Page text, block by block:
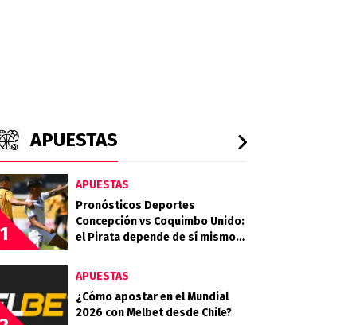
APUESTAS
1
APUESTAS
Pronósticos Deportes
Concepción vs Coquimbo Unido:
el Pirata depende de sí mismo
APUESTAS
¿Cómo apostar en el Mundial
2026 con Melbet desde Chile?